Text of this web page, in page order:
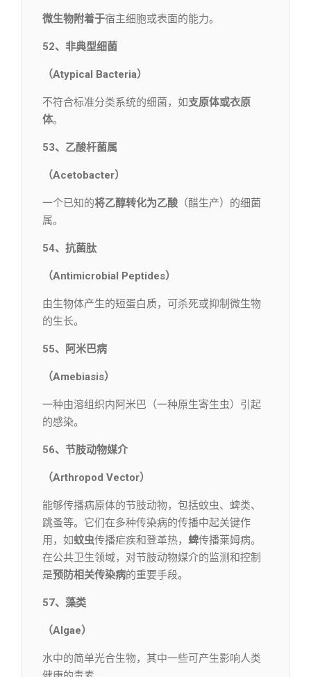
微生物附着于宿主细胞或表面的能力。
52、非典型细菌
（Atypical Bacteria）
不符合标准分类系统的细菌，如支原体或衣原
体。
53、乙酸杆菌属
（Acetobacter）
一个已知的将乙醇转化为乙酸 （醋生产）的细菌
属。
54、抗菌肽
（Antimicrobial Peptides）
由生物体产生的短蛋白质，可杀死或抑制微生物
的生长。
55、阿米巴病
（Amebiasis）
一种由溶组织内阿米巴（一种原生寄生虫）引起
的感染。
56、节肢动物媒介
（Arthropod Vector）
能够传播病原体的节肢动物，包括蚊虫、蜱类、
跳蚤等。它们在多种传染病的传播中起关键作
用，如蚊虫传播疟疾和登革热， 蜱传播莱姆病。
在公共卫生领域，对节肢动物媒介的监测和控制
是预防相关传染病的重要手段。
57、藻类
（Algae）
水中的简单光合生物，其中一些可产生影响人类